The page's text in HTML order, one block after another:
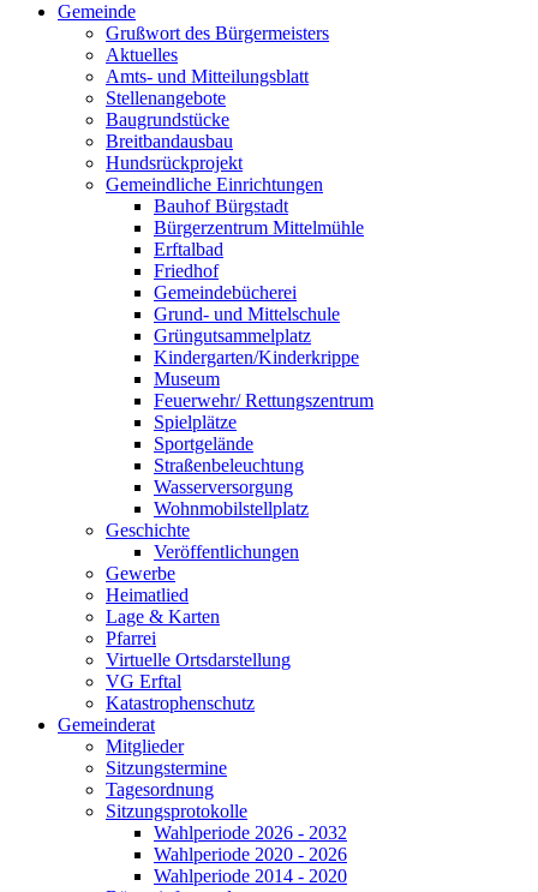
Gemeinde
Grußwort des Bürgermeisters
Aktuelles
Amts- und Mitteilungsblatt
Stellenangebote
Baugrundstücke
Breitbandausbau
Hundsrückprojekt
Gemeindliche Einrichtungen
Bauhof Bürgstadt
Bürgerzentrum Mittelmühle
Erftalbad
Friedhof
Gemeindebücherei
Grund- und Mittelschule
Grüngutsammelplatz
Kindergarten/Kinderkrippe
Museum
Feuerwehr/ Rettungszentrum
Spielplätze
Sportgelände
Straßenbeleuchtung
Wasserversorgung
Wohnmobilstellplatz
Geschichte
Veröffentlichungen
Gewerbe
Heimatlied
Lage & Karten
Pfarrei
Virtuelle Ortsdarstellung
VG Erftal
Katastrophenschutz
Gemeinderat
Mitglieder
Sitzungstermine
Tagesordnung
Sitzungsprotokolle
Wahlperiode 2026 - 2032
Wahlperiode 2020 - 2026
Wahlperiode 2014 - 2020